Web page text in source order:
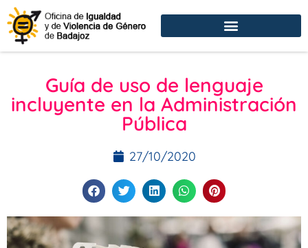
Guía de uso de lenguaje
incluyente en la Administración
Pública
27/10/2020